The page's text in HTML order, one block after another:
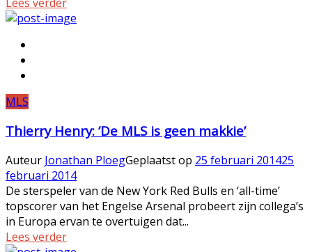
MLS
Thierry Henry: ‘De MLS is geen makkie’
Auteur Jonathan PloegGeplaatst op 25 februari 201425
februari 2014
De sterspeler van de New York Red Bulls en ‘all-time’
topscorer van het Engelse Arsenal probeert zijn collega’s
in Europa ervan te overtuigen dat...
Lees verder